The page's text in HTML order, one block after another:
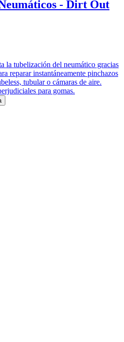
- Dirt Out
la tubelización del neumático gracias
reparar instantáneamente pinchazos
tubular o cámaras de aire.
para gomas.